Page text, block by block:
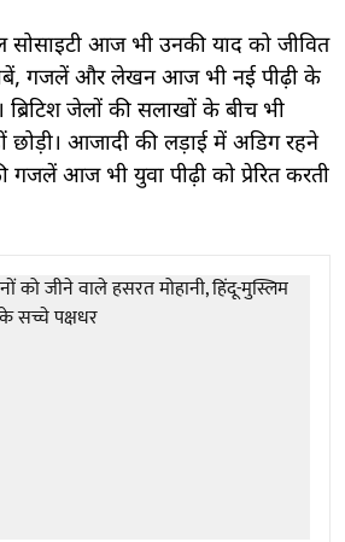
सोसाइटी आज भी उनकी याद को जीवित
गजलें और लेखन आज भी नई पीढ़ी के
ब्रिटिश जेलों की सलाखों के बीच भी
छोड़ी। आजादी की लड़ाई में अडिग रहने
गजलें आज भी युवा पीढ़ी को प्रेरित करती